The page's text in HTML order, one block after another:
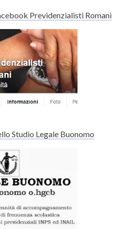
Previdenzialisti Romani
Studio Legale Buonomo